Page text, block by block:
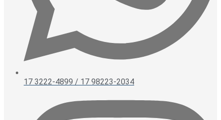
17 3222-4899 / 17 98223-2034